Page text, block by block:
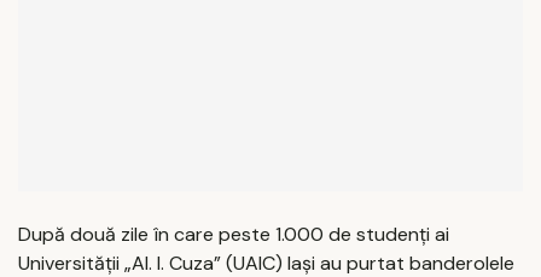
După două zile în care peste 1.000 de studenţi ai
Universităţii „Al. I. Cuza” (UAIC) Iaşi au purtat banderolele